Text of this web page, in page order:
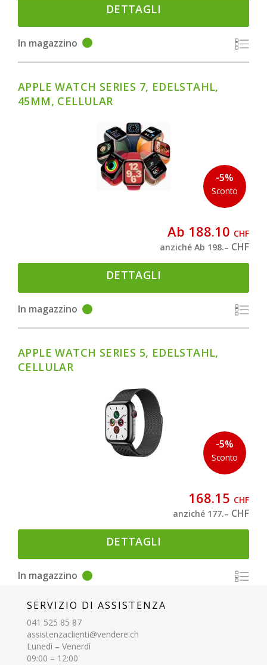
DETTAGLI
In magazzino
-5%
Sconto
APPLE WATCH SERIES 7, EDELSTAHL,
45MM, CELLULAR
Ab 188.10 CHF
anziché Ab 198.– CHF
DETTAGLI
In magazzino
-5%
Sconto
APPLE WATCH SERIES 5, EDELSTAHL,
CELLULAR
168.15 CHF
anziché 177.– CHF
DETTAGLI
In magazzino
SERVIZIO DI ASSISTENZA
041 525 85 87
assistenzaclienti@vendere.ch
Lunedì – Venerdì
09:00 – 12:00